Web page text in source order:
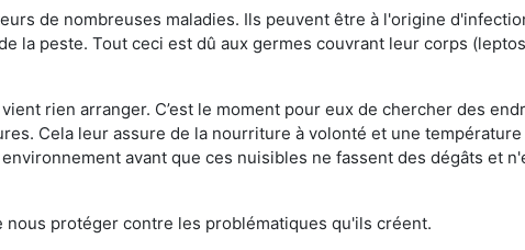
de nombreuses maladies. Ils peuvent être à l'origine
la peste. Tout ceci est dû aux germes couvrant leur corps
rien arranger. C’est le moment pour eux de chercher des
Cela leur assure de la nourriture à volonté et une
avant que ces nuisibles ne fassent des dégâts et
protéger contre les problématiques qu'ils créent.